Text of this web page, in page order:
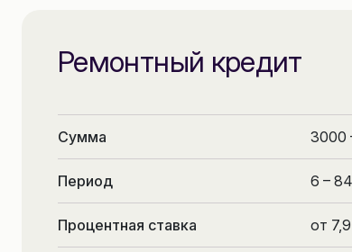
Ремонтный кредит
Сумма 3000
Период 6 –
Процентная ставка от